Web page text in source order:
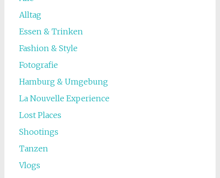
Alltag
Essen & Trinken
Fashion & Style
Fotografie
Hamburg & Umgebung
La Nouvelle Experience
Lost Places
Shootings
Tanzen
Vlogs